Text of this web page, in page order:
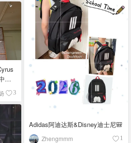
Adidas阿迪达斯&Disney迪士尼🎒
Zhengmmm 1
国
3